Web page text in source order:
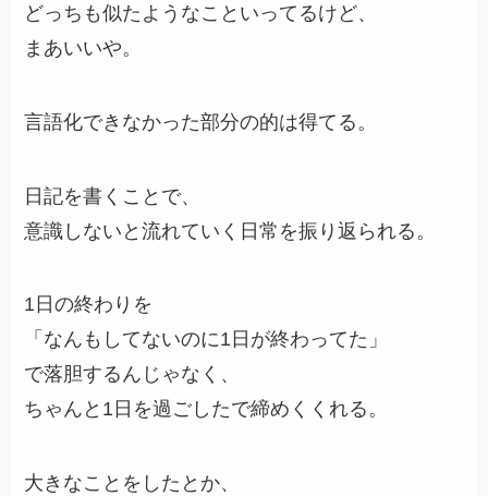
どっちも似たようなこといってるけど、
まあいいや。
言語化できなかった部分の的は得てる。
日記を書くことで、
意識しないと流れていく日常を振り返られる。
1日の終わりを
「なんもしてないのに1日が終わってた」
で落胆するんじゃなく、
ちゃんと1日を過ごしたで締めくくれる。
大きなことをしたとか、